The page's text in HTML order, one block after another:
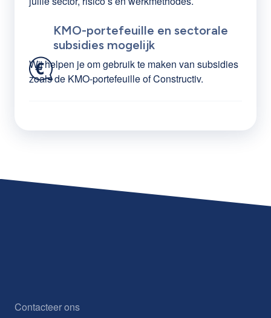
KMO-portefeuille en sectorale
subsidies mogelijk
Wij helpen je om gebruik te maken van subsidies
zoals de KMO-portefeuille of Constructiv.
Contacteer ons